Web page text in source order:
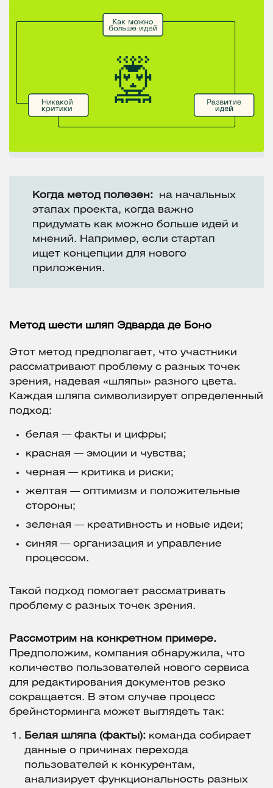
Когда метод полезен:
на начальных
этапах проекта, когда важно
придумать как можно больше идей и
мнений. Например, если стартап
ищет концепции для нового
приложения.
Метод шести шляп Эдварда де Боно
Этот метод предполагает, что участники
рассматривают проблему с разных точек
зрения, надевая «шляпы» разного цвета.
Каждая шляпа символизирует определенный
подход:
белая — факты и цифры;
красная — эмоции и чувства;
черная — критика и риски;
желтая — оптимизм и положительные
стороны;
зеленая — креативность и новые идеи;
синяя — организация и управление
процессом.
Такой подход помогает рассматривать
проблему с разных точек зрения.
Рассмотрим на конкретном примере.
Предположим, компания обнаружила, что
количество пользователей нового сервиса
для редактирования документов резко
сокращается. В этом случае процесс
брейнсторминга может выглядеть так:
Белая шляпа (факты): команда собирает
данные о причинах перехода
пользователей к конкурентам,
анализирует функциональность разных